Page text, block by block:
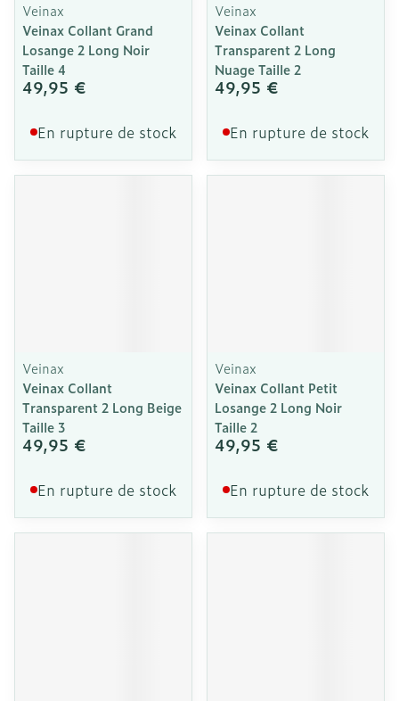
Veinax
Veinax Collant Grand
Losange 2 Long Noir
Taille 4
49,95 €
En rupture de stock
Veinax
Veinax Collant
Transparent 2 Long
Nuage Taille 2
49,95 €
En rupture de stock
Veinax
Veinax Collant
Transparent 2 Long Beige
Taille 3
49,95 €
En rupture de stock
Veinax
Veinax Collant Petit
Losange 2 Long Noir
Taille 2
49,95 €
En rupture de stock